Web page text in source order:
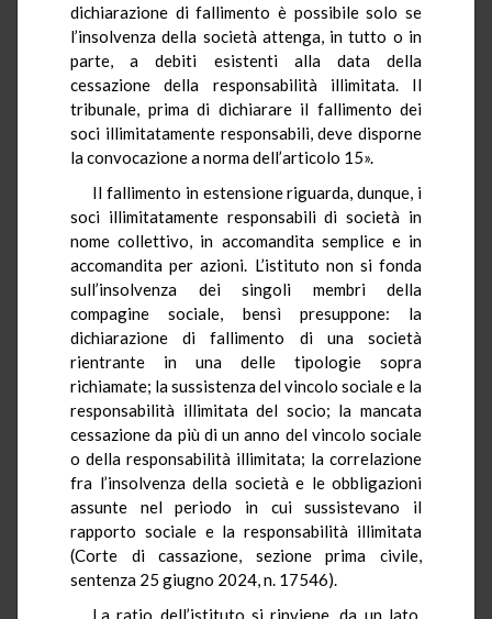
dichiarazione di fallimento è possibile solo se
l’insolvenza della società attenga, in tutto o in
parte, a debiti esistenti alla data della
cessazione della responsabilità illimitata. Il
tribunale, prima di dichiarare il fallimento dei
soci illimitatamente responsabili, deve disporne
la convocazione a norma dell’articolo 15».
Il fallimento in estensione riguarda, dunque, i
soci illimitatamente responsabili di società in
nome collettivo, in accomandita semplice e in
accomandita per azioni. L’istituto non si fonda
sull’insolvenza dei singoli membri della
compagine sociale, bensì presuppone: la
dichiarazione di fallimento di una società
rientrante in una delle tipologie sopra
richiamate; la sussistenza del vincolo sociale e la
responsabilità illimitata del socio; la mancata
cessazione da più di un anno del vincolo sociale
o della responsabilità illimitata; la correlazione
fra l’insolvenza della società e le obbligazioni
assunte nel periodo in cui sussistevano il
rapporto sociale e la responsabilità illimitata
(Corte di cassazione, sezione prima civile,
sentenza 25 giugno 2024, n. 17546).
La ratio dell’istituto si rinviene, da un lato,